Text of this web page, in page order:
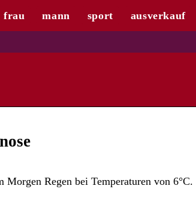
frau mann sport ausverkauf
Regen bei Temperaturen von